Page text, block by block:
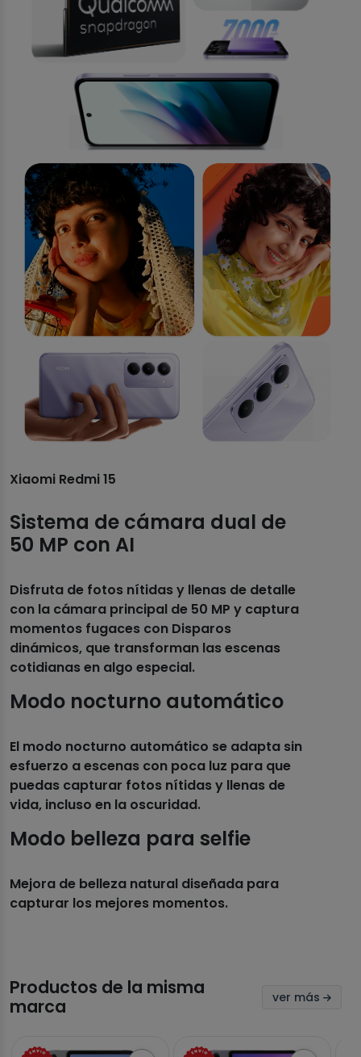
Xiaomi Redmi 15
Sistema de cámara dual de
50 MP con AI
Disfruta de fotos nítidas y llenas de detalle
con la cámara principal de 50 MP y captura
momentos fugaces con Disparos
dinámicos, que transforman las escenas
cotidianas en algo especial.
Modo nocturno automático
El modo nocturno automático se adapta sin
esfuerzo a escenas con poca luz para que
puedas capturar fotos nítidas y llenas de
vida, incluso en la oscuridad.
Modo belleza para selfie
Mejora de belleza natural diseñada para
capturar los mejores momentos.
Productos de la misma
marca
ver más